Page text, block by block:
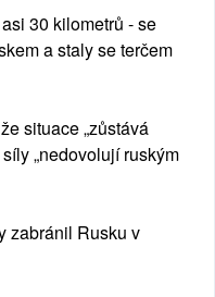
30 kilometrů - se
a staly se terčem
situace „zůstává
„nedovolují ruským
zabránil Rusku v